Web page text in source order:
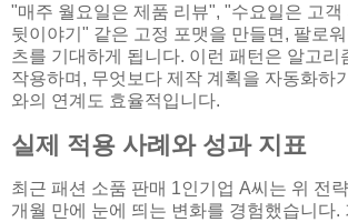
"매주 월요일은 제품 리뷰", "수요일은 고객
뒷이야기" 같은 고정 포맷을 만들면, 팔로
츠를 기대하게 됩니다. 이런 패턴은 알고리
작용하며, 무엇보다 제작 계획을 자동화하
와의 연계도 효율적입니다.
실제 적용 사례와 성과 지표
최근 패션 소품 판매 1인기업 A씨는 위 전
개월 만에 눈에 띄는 변화를 경험했습니다.